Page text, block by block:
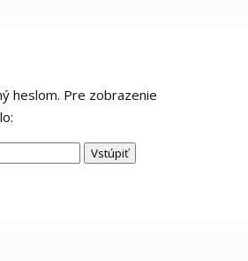
heslom. Pre zobrazenie